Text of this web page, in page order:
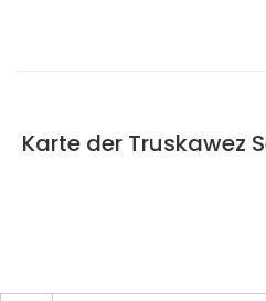
Karte der Truskawez